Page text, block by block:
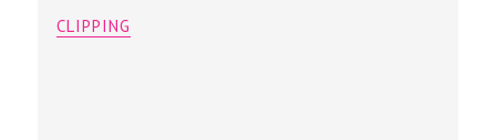
CLIPPING